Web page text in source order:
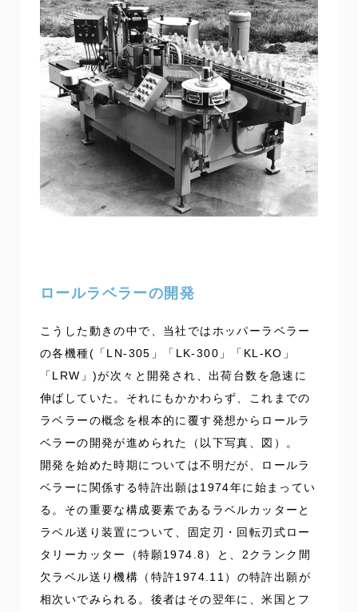
ロールラベラーの開発
こうした動きの中で、当社ではホッパーラベラー
の各機種(「LN-305」「LK-300」「KL-KO」
「LRW」)が次々と開発され、出荷台数を急速に
伸ばしていた。それにもかかわらず、これまでの
ラベラーの概念を根本的に覆す発想からロールラ
ベラーの開発が進められた（以下写真、図）。
開発を始めた時期については不明だが、ロールラ
ベラーに関係する特許出願は1974年に始まってい
る。その重要な構成要素であるラベルカッターと
ラベル送り装置について、固定刃・回転刃式ロー
タリーカッター（特願1974.8）と、2クランク間
欠ラベル送り機構（特許1974.11）の特許出願が
相次いでみられる。後者はその翌年に、米国とフ